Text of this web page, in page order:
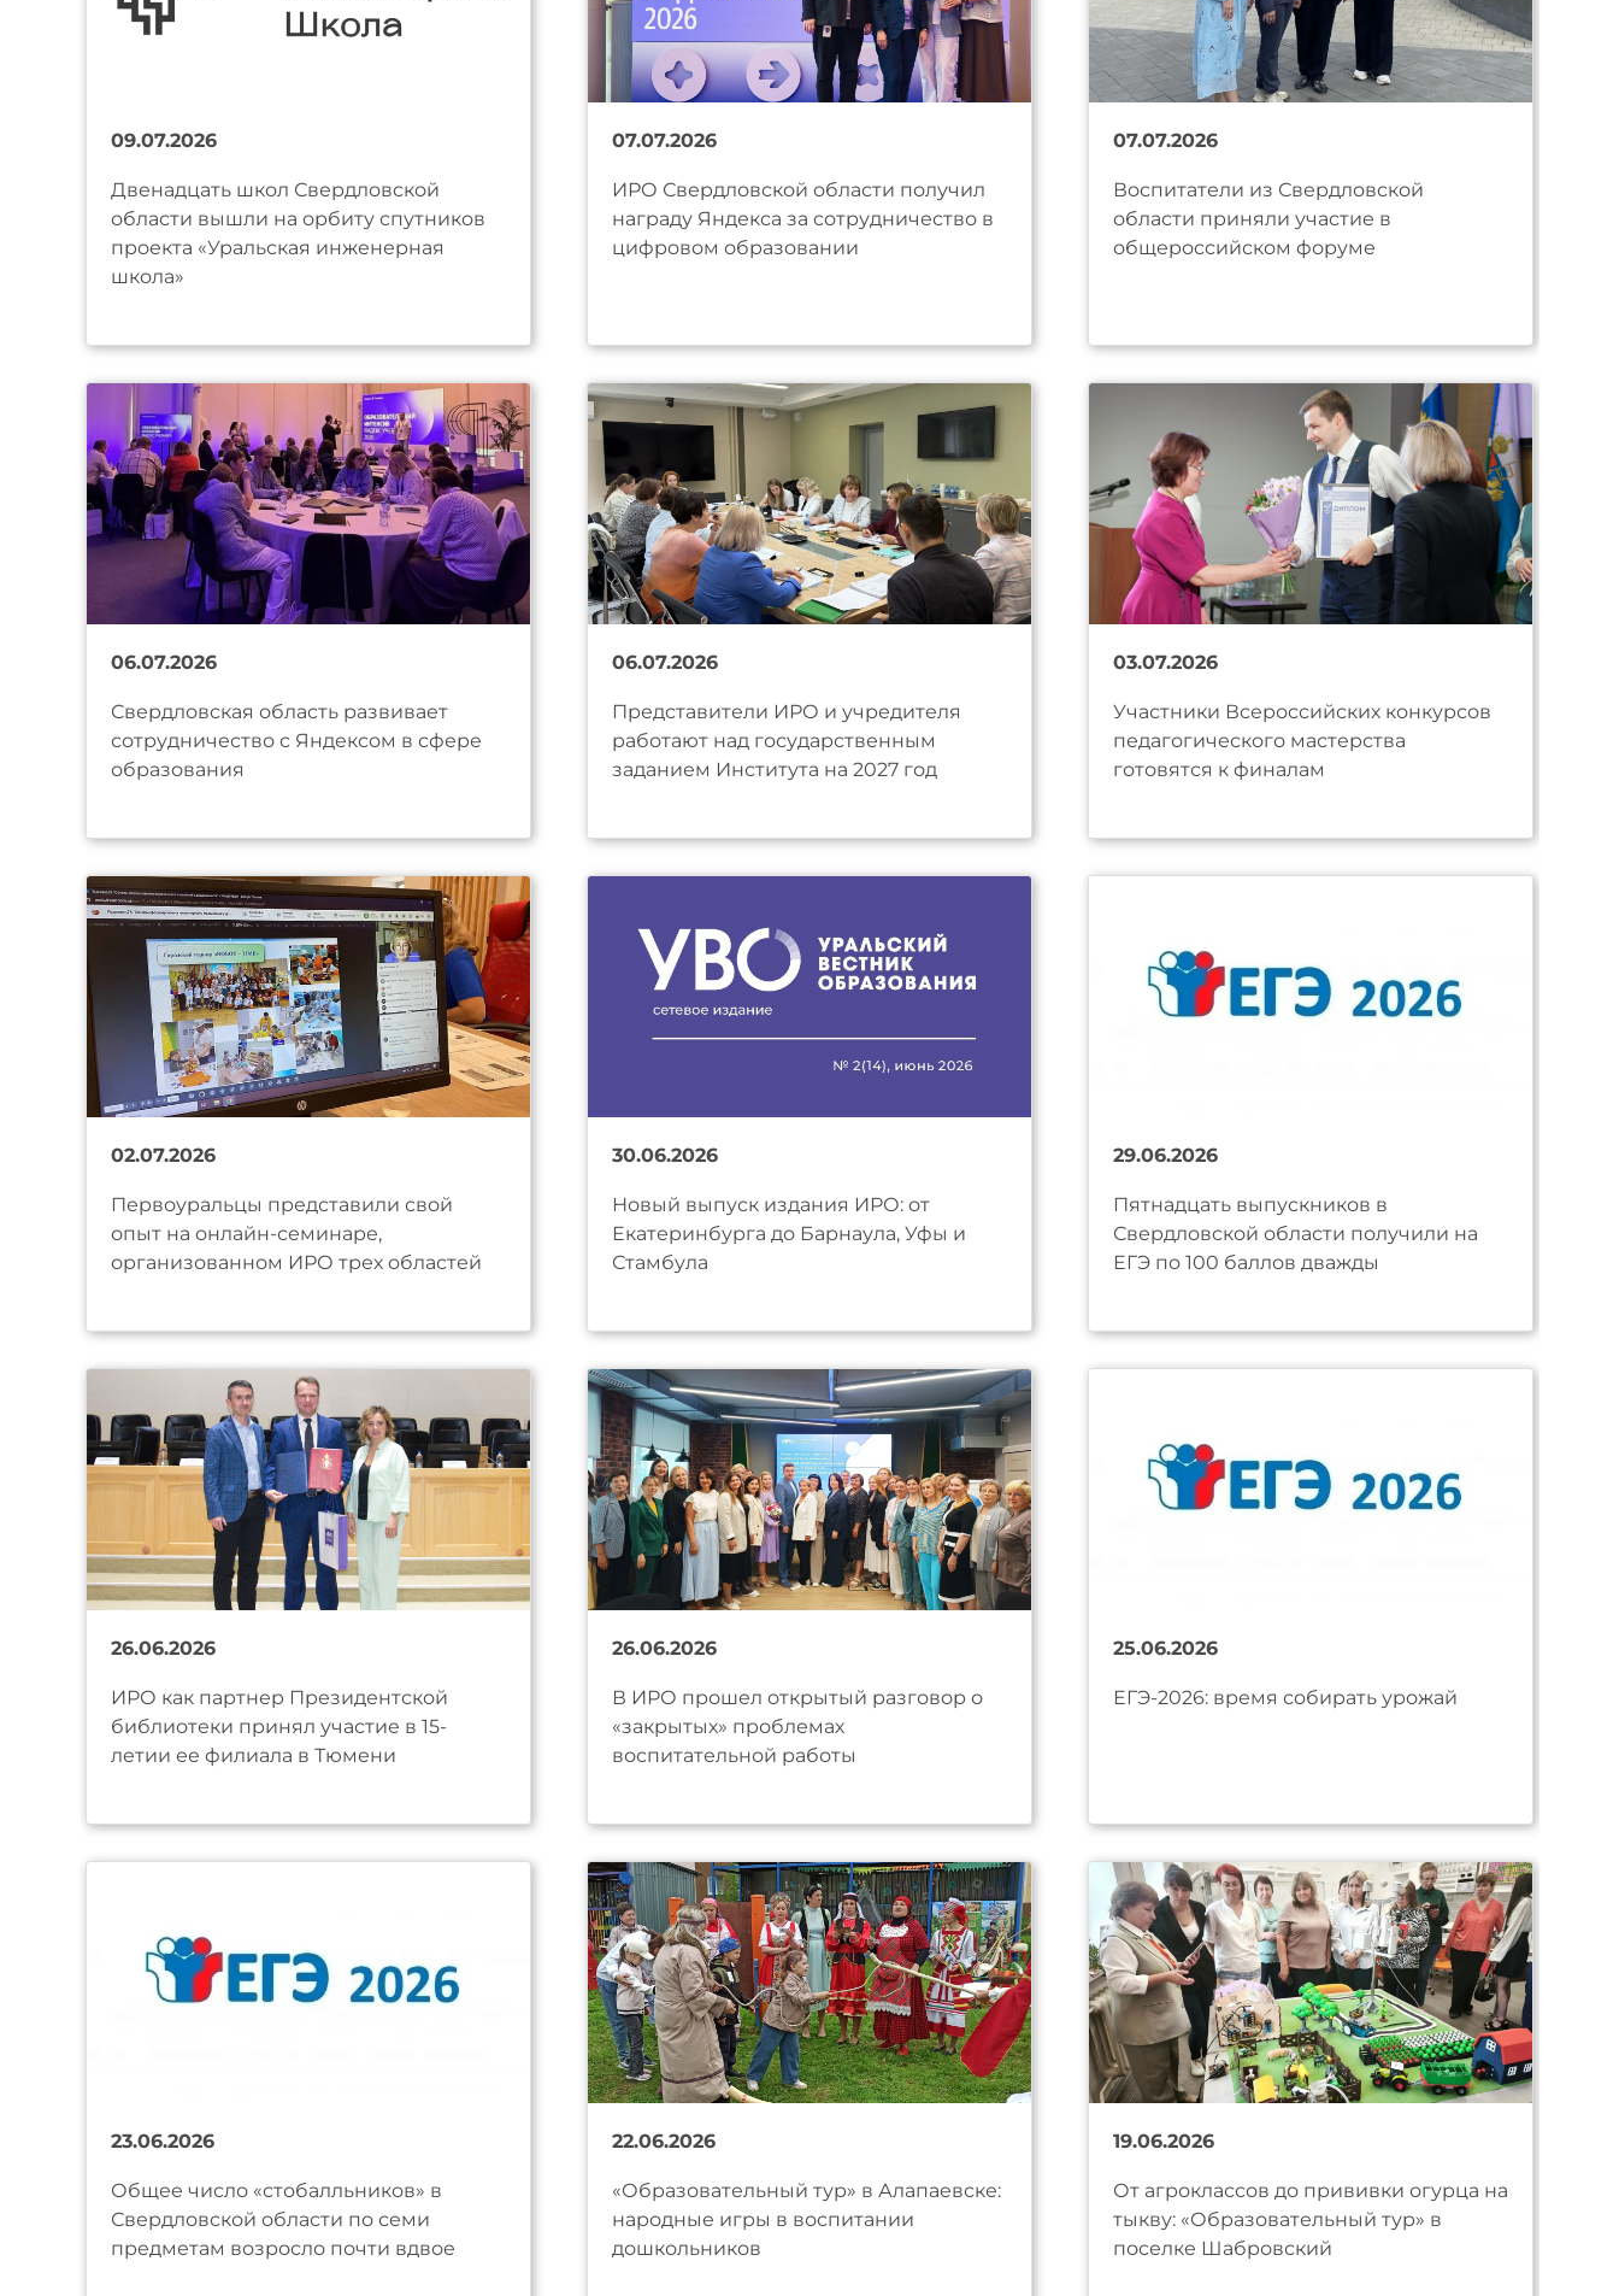
09.07.2026
Двенадцать школ Свердловской
области вышли на орбиту спутников
проекта «Уральская инженерная
школа»
07.07.2026
ИРО Свердловской области получил
награду Яндекса за сотрудничество в
цифровом образовании
07.07.2026
Воспитатели из Свердловской
области приняли участие в
общероссийском форуме
06.07.2026
Свердловская область развивает
сотрудничество с Яндексом в сфере
образования
06.07.2026
Представители ИРО и учредителя
работают над государственным
заданием Института на 2027 год
03.07.2026
Участники Всероссийских конкурсов
педагогического мастерства
готовятся к финалам
02.07.2026
Первоуральцы представили свой
опыт на онлайн-семинаре,
организованном ИРО трех областей
30.06.2026
Новый выпуск издания ИРО: от
Екатеринбурга до Барнаула, Уфы и
Стамбула
29.06.2026
Пятнадцать выпускников в
Свердловской области получили на
ЕГЭ по 100 баллов дважды
26.06.2026
ИРО как партнер Президентской
библиотеки принял участие в 15-
летии ее филиала в Тюмени
26.06.2026
В ИРО прошел открытый разговор о
«закрытых» проблемах
воспитательной работы
25.06.2026
ЕГЭ-2026: время собирать урожай
23.06.2026
Общее число «стобалльников» в
Свердловской области по семи
предметам возросло почти вдвое
22.06.2026
«Образовательный тур» в Алапаевске:
народные игры в воспитании
дошкольников
19.06.2026
От агроклассов до прививки огурца на
тыкву: «Образовательный тур» в
поселке Шабровский